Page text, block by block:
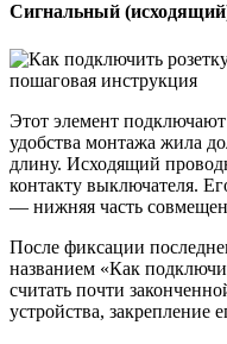
Сигнальный
Этот элемент
удобства монтажа жила
длину. Исходящий
контакту выключателя.
— нижняя часть
После фиксации
названием «Как
считать почти
устройства, закрепление